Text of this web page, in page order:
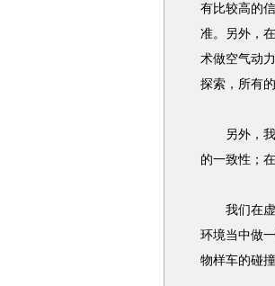
有比较高的
准。另外，
术做空气动
探索，所有
另外，我
的一致性；
我们在虚
环境当中做
物样车的碰撞